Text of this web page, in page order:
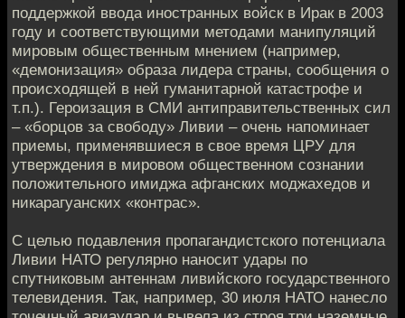
поддержкой ввода иностранных войск в Ирак в 2003
году и соответствующими методами манипуляций
мировым общественным мнением (например,
«демонизация» образа лидера страны, сообщения о
происходящей в ней гуманитарной катастрофе и
т.п.). Героизация в СМИ антиправительственных сил
– «борцов за свободу» Ливии – очень напоминает
приемы, применявшиеся в свое время ЦРУ для
утверждения в мировом общественном сознании
положительного имиджа афганских моджахедов и
никарагуанских «контрас».
С целью подавления пропагандистского потенциала
Ливии НАТО регулярно наносит удары по
спутниковым антеннам ливийского государственного
телевидения. Так, например, 30 июля НАТО нанесло